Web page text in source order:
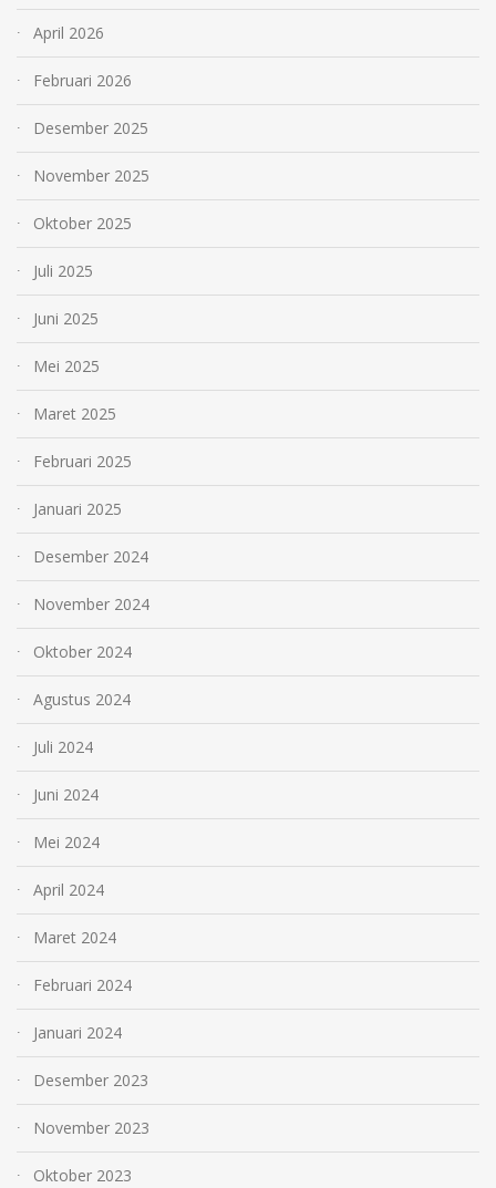
April 2026
Februari 2026
Desember 2025
November 2025
Oktober 2025
Juli 2025
Juni 2025
Mei 2025
Maret 2025
Februari 2025
Januari 2025
Desember 2024
November 2024
Oktober 2024
Agustus 2024
Juli 2024
Juni 2024
Mei 2024
April 2024
Maret 2024
Februari 2024
Januari 2024
Desember 2023
November 2023
Oktober 2023